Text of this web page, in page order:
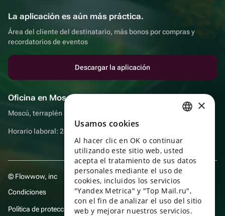
La aplicación es aún más práctica.
Área del cliente del destinatario, más bonos por compras y
recordatorios de eventos
Descargar la aplicación
Oficina en Moscú
Moscú, terraplén Sadovnicheskaya, 9, sala 2/3
Horario laboral: 24 horas
© Flowwow, inc
Condiciones
Política de protección y privacidad de datos
ENGLISH
UKRAINIAN
PORTUGUESE
SPANISH
HUNGARIAN
×
Usamos cookies
Al hacer clic en OK o continuar
utilizando este sitio web, usted
acepta el tratamiento de sus datos
personales mediante el uso de
cookies, incluidos los servicios
"Yandex Metrica" y "Top Mail.ru",
con el fin de analizar el uso del sitio
web y mejorar nuestros servicios.